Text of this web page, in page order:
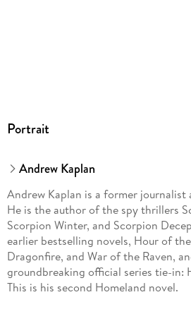
Portrait
Andrew Kaplan
Andrew Kaplan is a former journalist
He is the author of the spy thrillers
Scorpion Winter, and Scorpion
earlier bestselling novels, Hour of
Dragonfire, and War of the Raven,
groundbreaking official series tie-in:
This is his second Homeland novel.